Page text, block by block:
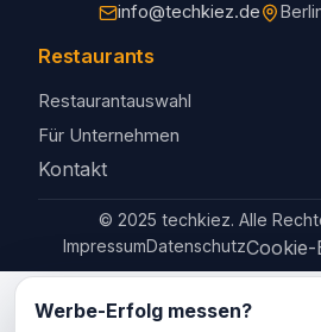
info@techkiez.de
Restaurants
Restaurantauswahl
Für Unternehmen
Kontakt
© 2025 techkiez. Alle
ImpressumDatenschutzCookie-
Werbe-Erfolg messen?